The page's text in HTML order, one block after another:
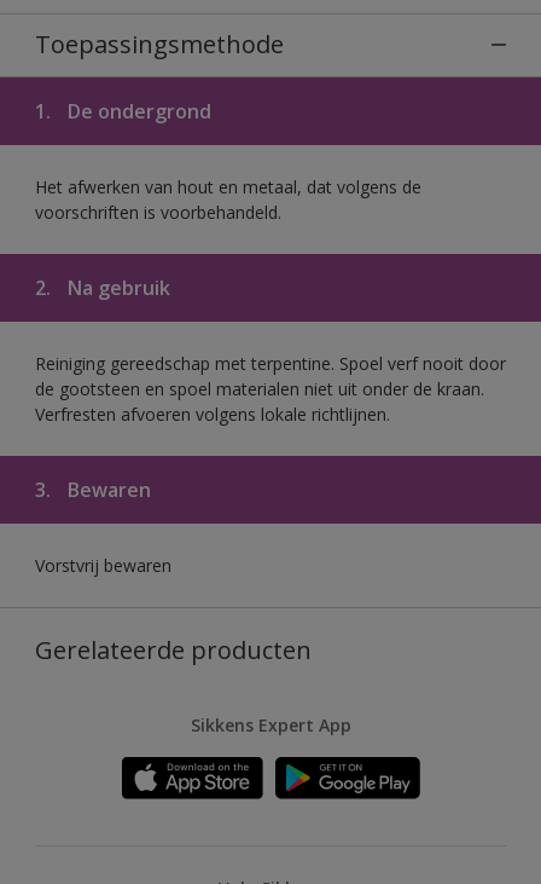
Toepassingsmethode
1. De ondergrond
Het afwerken van hout en metaal, dat volgens de
voorschriften is voorbehandeld.
2. Na gebruik
Reiniging gereedschap met terpentine. Spoel verf nooit door
de gootsteen en spoel materialen niet uit onder de kraan.
Verfresten afvoeren volgens lokale richtlijnen.
3. Bewaren
Vorstvrij bewaren
Gerelateerde producten
Sikkens Expert App